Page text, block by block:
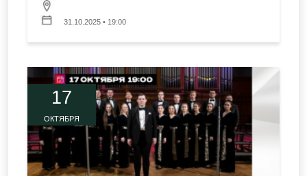
31.10.2025 • 19:00
17
ОКТЯБРЯ